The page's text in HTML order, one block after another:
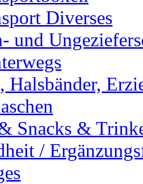
Diverses
und
Halsbänder,
Snacks &
/